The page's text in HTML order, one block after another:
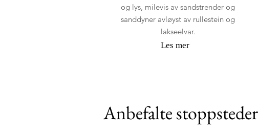
og lys, milevis av sandstrender og
sanddyner avløyst av rullestein og
lakseelvar.
Les mer
Anbefalte